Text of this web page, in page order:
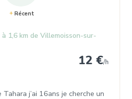
Récent
à 1,6 km de Villemoisson-sur-
12 €/h
Tahara j’ai 16ans je cherche un